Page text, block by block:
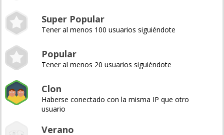
Super Popular
Tener al menos 100 usuarios siguiéndote
Popular
Tener al menos 20 usuarios siguiéndote
Clon
Haberse conectado con la misma IP que otro
usuario
Verano